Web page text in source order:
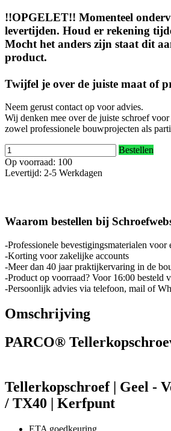
!!OPGELET!! Momenteel
levertijden. Houd er rekening
Mocht het anders zijn staat dit
product.
Twijfel je over de juiste maat of
Neem gerust contact op voor advies.
Wij denken mee over de juiste schroef
zowel professionele bouwprojecten als
Bestellen
Op voorraad: 100
Levertijd: 2-5 Werkdagen
Waarom bestellen bij
-Professionele bevestigingsmaterialen voor
-Korting voor zakelijke accounts
-Meer dan 40 jaar praktijkervaring in de
-Product op voorraad? Voor 16:00 besteld
-Persoonlijk advies via telefoon, mail of
Omschrijving
PARCO®
Tellerkopschroef | Geel -
/ TX40 | Kerfpunt